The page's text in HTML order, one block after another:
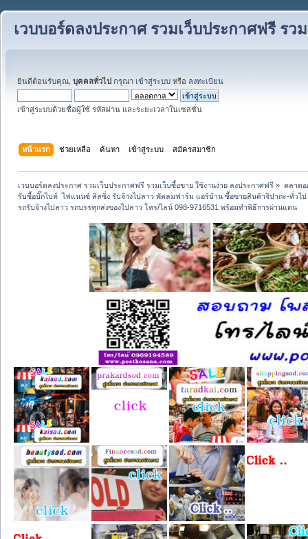
เวบบอร์ดลงประกาศ รวมเว็บประกาศฟรี รว
ยินดีต้อนรับคุณ, บุคคลทั่วไป กรุณา เข้าสู่ระบบ หรือ ลงทะเบียน
เข้าสู่ระบบด้วยชื่อผู้ใช้ รหัสผ่าน และระยะเวลาในเซสชั่น
หน้าแรก ช่วยเหลือ ค้นหา เข้าสู่ระบบ สมัครสมาชิก
เวบบอร์ดลงประกาศ รวมเว็บประกาศฟรี รวมเว็บซื้อขาย ใช้งานง่าย ลงประกาศฟรี » ตลาดอ
รับซื้อบิ๊กไบค์  ไฟแนนซ์ ลิสซิ่ง รับจ้างไปลาว พัดลมฟาร์ม แอร์บ้าน ซื้อขายสินค้าจิปาถะ-ทั่วไ
รถรับจ้างไปลาว รถบรรทุกส่งของไปลาว โทร/ไลน์ 098-9716531 พร้อมทำพิธีการผ่านแดน